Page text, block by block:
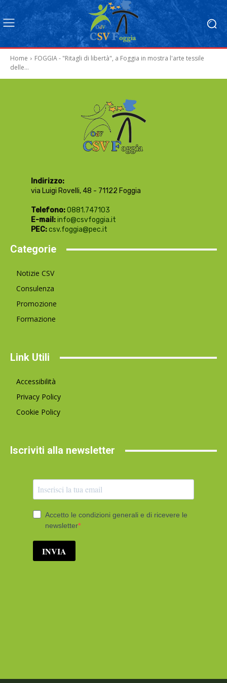
Home
FOGGIA - "Ritagli di libertà", a Foggia in mostra l'arte tessile
delle...
Indirizzo:
via Luigi Rovelli, 48 - 71122 Foggia
Telefono:0881.747103
E-mail:info@csvfoggia.it
PEC:csv.foggia@pec.it
Categorie
Notizie CSV
Consulenza
Promozione
Formazione
Link Utili
Accessibilità
Privacy Policy
Cookie Policy
Iscriviti alla newsletter